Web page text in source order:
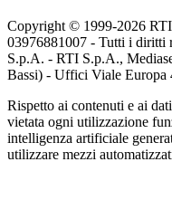
Copyright © 1999-2026
03976881007 - Tutti i diritti
S.p.A. - RTI S.p.A.,
Bassi) - Uffici Viale Europa
Rispetto ai contenuti e ai
vietata ogni utilizzazione
intelligenza artificiale
utilizzare mezzi